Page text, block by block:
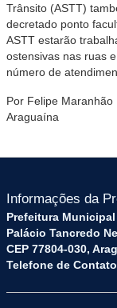
Trânsito (ASTT)
decretado ponto
ASTT estarão
ostensivas nas ruas
número de
Por Felipe
Araguaína
Informações da
Prefeitura
Palácio Tancredo
CEP 77804-030,
Telefone de